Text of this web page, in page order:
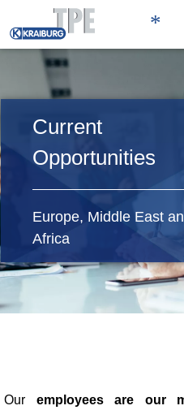
Quicklinks
聯絡方式 | 凱柏膠寶
HOME
Product Solutions
Product Properties
Current
Opportunities
Europe, Middle East
Africa
Our employees are our